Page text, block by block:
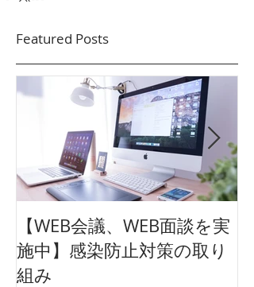
Featured Posts
【WEB会議、WEB面談を実
施中】感染防止対策の取り
組み